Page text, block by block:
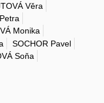
Věra
Monika
SOCHOR Pavel
Soňa